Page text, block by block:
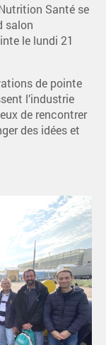
Santé se
salon
le lundi 21
de pointe
l’industrie
de rencontrer
des idées et